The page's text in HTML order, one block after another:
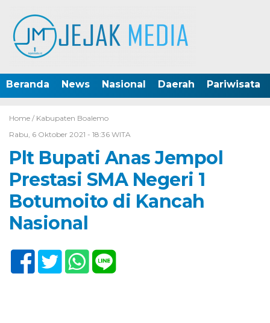
Beranda News Nasional Daerah Pariwisata
Home / Kabupaten Boalemo
Rabu, 6 Oktober 2021 - 18:36 WITA
Plt Bupati Anas Jempol
Prestasi SMA Negeri 1
Botumoito di Kancah
Nasional